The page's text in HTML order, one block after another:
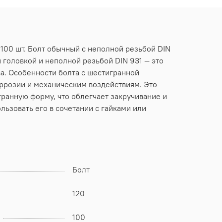
шт. Болт обычный с неполной резьбой DIN
и неполной резьбой DIN 931 — это
Особенности болта с шестигранной
и механическим воздействиям. Это
форму, что облегчает закручивание и
его в сочетании с гайками или
Болт
120
100